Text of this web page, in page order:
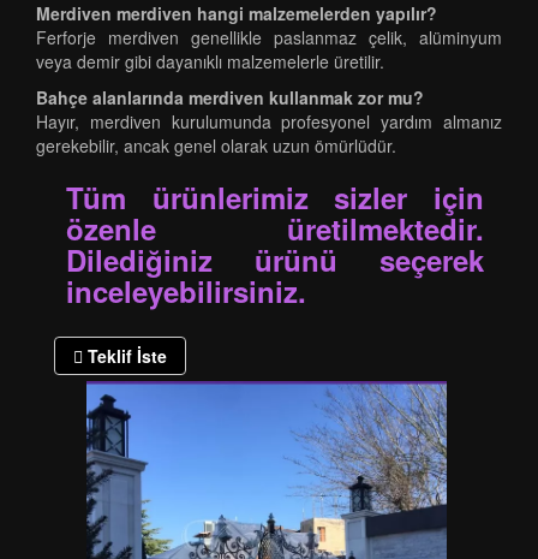
Merdiven merdiven hangi malzemelerden yapılır?
Ferforje merdiven genellikle paslanmaz çelik, alüminyum
veya demir gibi dayanıklı malzemelerle üretilir.
Bahçe alanlarında merdiven kullanmak zor mu?
Hayır, merdiven kurulumunda profesyonel yardım almanız
gerekebilir, ancak genel olarak uzun ömürlüdür.
Tüm ürünlerimiz sizler için
özenle üretilmektedir.
Dilediğiniz ürünü seçerek
inceleyebilirsiniz.
Teklif İste